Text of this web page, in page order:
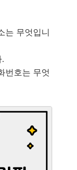
는 무엇입니
.
번호는 무엇